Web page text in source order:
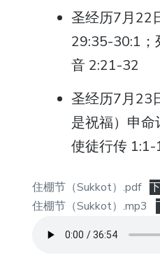
圣经历7月22
29:35-30:1；
音 2:21-32
圣经历7月23
是祝福）申
使徒行传
住棚节（Sukkot）.pdf
住棚节（Sukkot）.mp3